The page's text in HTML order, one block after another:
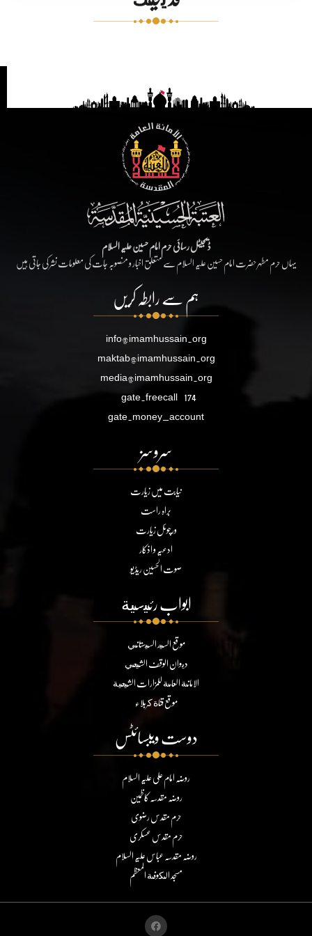
ڈیجیٹل رسائی حرم امام حسین علیہ السلام
یہاں حرم مطہر حضرت امام حسین علیہ السلام سے متعلق اخبار و منصوبہ جات کی معلومات نشر کی جاتی ہیں
ہم سے رابطہ کریں
info@imamhussain.org
maktab@imamhussain.org
media@imamhussain.org
gate.freecall 174
gate.money_account
سروسز
نیابت میں زیارت
براہ راست
ورچوئل زیارت
ادعیہ و اذکار
صوت الحسین ریڈیو
ابواب رئيسية
موقع السيد السيستاني
ديوان الوقف الشيعي
الامانة العامة للمزارات الشيعية
موقع قناة كربلاء
دوست ویبسائٹس
روضہ امام علی علیہ السلام
روضہ مقدسہ کاظمین
حرم مقدس رضوی
حرم مقدس عسکری
روضہ مقدسہ عباس علیہ السلام
مسجد الكوفة المعظم